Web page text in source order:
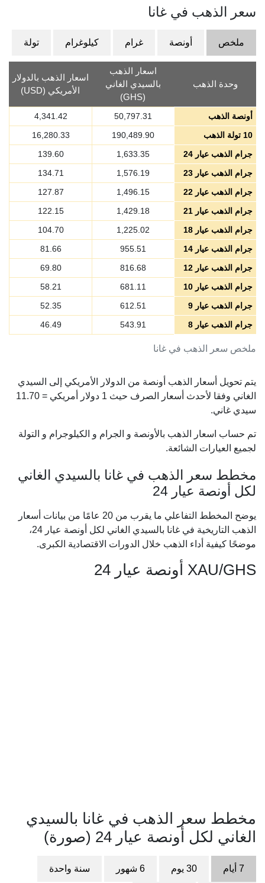
سعر الذهب في غانا
ملخص أونصة غرام كيلوغرام تولة
ملخص سعر الذهب في غانا
وحدة الذهب
اسعار الذهب
بالسيدي الغاني
(GHS)
اسعار الذهب بالدولار
الأمريكي (USD)
أونصة الذهب 50,797.31
4,341.42
10 تولة الذهب
190,489.90
16,280.33
جرام الذهب عيار 24
1,633.35
139.60
جرام الذهب عيار 23
1,576.19
134.71
جرام الذهب عيار 22
1,496.15
127.87
جرام الذهب عيار 21
1,429.18
122.15
جرام الذهب عيار 18
1,225.02
104.70
جرام الذهب عيار 14
955.51
81.66
جرام الذهب عيار 12
816.68
69.80
جرام الذهب عيار 10
681.11
58.21
جرام الذهب عيار 9
612.51
52.35
جرام الذهب عيار 8
543.91
46.49
يتم تحويل أسعار الذهب أونصة من الدولار الأمريكي إلى السيدي
الغاني وفقا لأحدث أسعار الصرف حيث 1 دولار أمريكي =
11.70
سيدي غاني.
تم حساب اسعار الذهب بالأونصة و الجرام و الكيلوجرام و التولة
لجميع العيارات الشائعة.
مخطط سعر الذهب في غانا بالسيدي الغاني
لكل أونصة عيار 24
يوضح المخطط التفاعلي ما يقرب من 20 عامًا من بيانات أسعار
الذهب التاريخية في غانا بالسيدي الغاني لكل أونصة عيار 24،
موضحًا كيفية أداء الذهب خلال الدورات الاقتصادية الكبرى.
XAU/GHS أونصة عيار 24
مخطط سعر الذهب في غانا بالسيدي
الغاني لكل أونصة عيار 24 (صورة)
7 أيام 30 يوم 6 شهور سنة واحدة